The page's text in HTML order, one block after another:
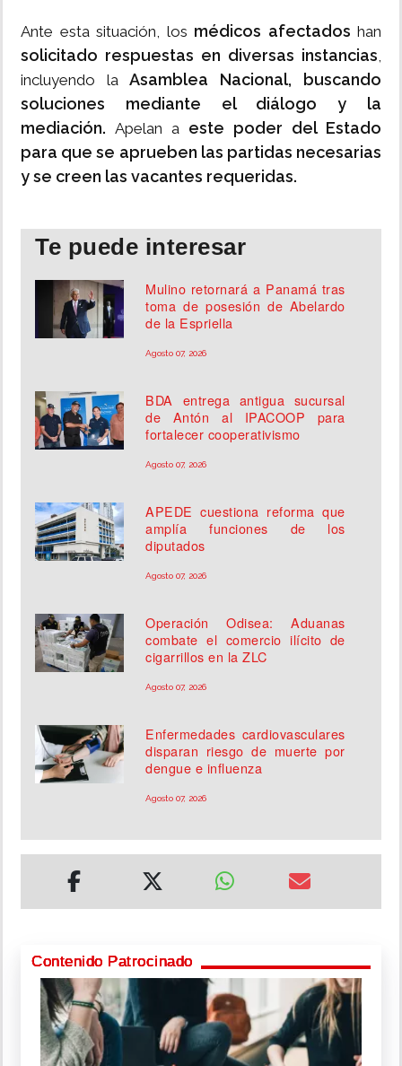
Ante esta situación, los médicos afectados han
solicitado respuestas en diversas instancias,
incluyendo la Asamblea Nacional, buscando
soluciones mediante el diálogo y la
mediación. Apelan a este poder del Estado
para que se aprueben las partidas necesarias
y se creen las vacantes requeridas.
Te puede interesar
Mulino retornará a Panamá tras
toma de posesión de Abelardo
de la Espriella
Agosto 07, 2026
BDA entrega antigua sucursal
de Antón al IPACOOP para
fortalecer cooperativismo
Agosto 07, 2026
APEDE cuestiona reforma que
amplía funciones de los
diputados
Agosto 07, 2026
Operación Odisea: Aduanas
combate el comercio ilícito de
cigarrillos en la ZLC
Agosto 07, 2026
Enfermedades cardiovasculares
disparan riesgo de muerte por
dengue e influenza
Agosto 07, 2026
Contenido Patrocinado